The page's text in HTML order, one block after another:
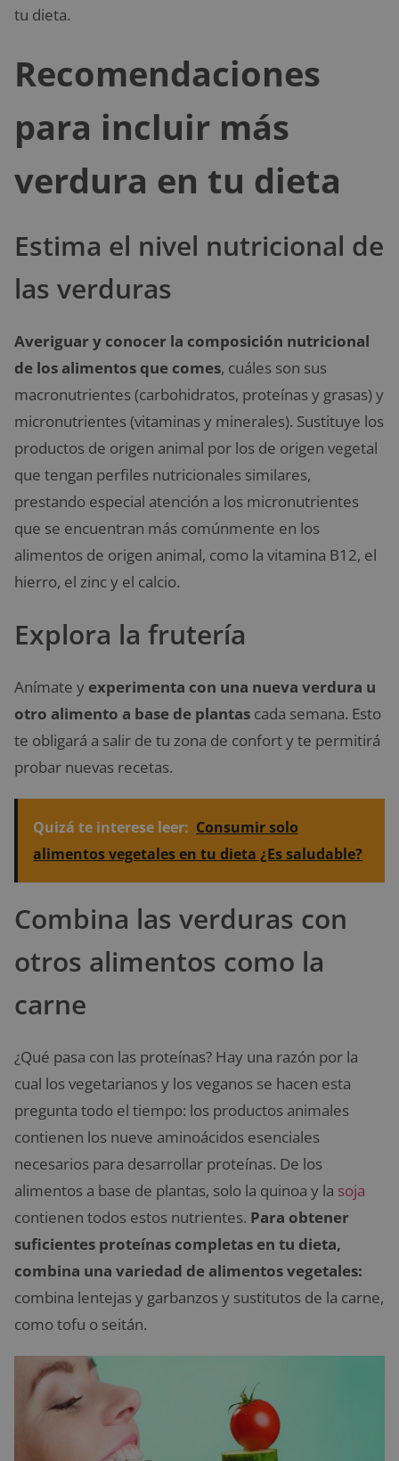
tu dieta.
Recomendaciones
para incluir más
verdura en tu dieta
Estima el nivel nutricional de
las verduras
Averiguar y conocer la composición nutricional
de los alimentos que comes, cuáles son sus
macronutrientes (carbohidratos, proteínas y grasas) y
micronutrientes (vitaminas y minerales). Sustituye los
productos de origen animal por los de origen vegetal
que tengan perfiles nutricionales similares,
prestando especial atención a los micronutrientes
que se encuentran más comúnmente en los
alimentos de origen animal, como la vitamina B12, el
hierro, el zinc y el calcio.
Explora la frutería
Anímate y experimenta con una nueva verdura u
otro alimento a base de plantas cada semana. Esto
te obligará a salir de tu zona de confort y te permitirá
probar nuevas recetas.
Quizá te interese leer: Consumir solo
alimentos vegetales en tu dieta ¿Es saludable?
Combina las verduras con
otros alimentos como la
carne
¿Qué pasa con las proteínas? Hay una razón por la
cual los vegetarianos y los veganos se hacen esta
pregunta todo el tiempo: los productos animales
contienen los nueve aminoácidos esenciales
necesarios para desarrollar proteínas. De los
alimentos a base de plantas, solo la quinoa y la soja
contienen todos estos nutrientes. Para obtener
suficientes proteínas completas en tu dieta,
combina una variedad de alimentos vegetales:
combina lentejas y garbanzos y sustitutos de la carne,
como tofu o seitán.